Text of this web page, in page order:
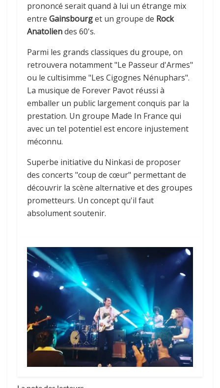
prononcé serait quand à lui un étrange mix
entre Gainsbourget un groupe de Rock
Anatoliendes 60's.
Parmi les grands classiques du groupe, on
retrouvera notamment "Le Passeur d'Armes"
ou le cultisimme "Les Cigognes Nénuphars".
La musique de Forever Pavot réussi à
emballer un public largement conquis par la
prestation. Un groupe Made In France qui
avec un tel potentiel est encore injustement
méconnu.
Superbe initiative du Ninkasi de proposer
des concerts "coup de cœur" permettant de
découvrir la scène alternative et des groupes
prometteurs. Un concept qu'il faut
absolument soutenir.